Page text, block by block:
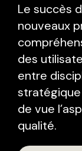
Le succès
nouveaux
des
entre
de vue
qualité.